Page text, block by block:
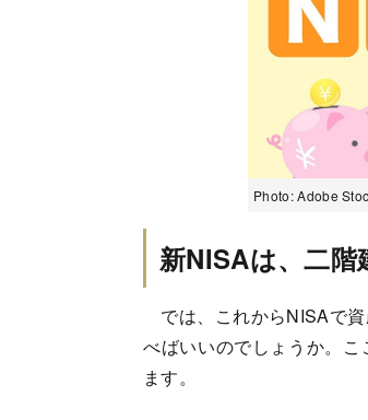
Photo: Adobe
新NISAは、二階
では、これからNISAで
べばいいのでしょうか。
ます。